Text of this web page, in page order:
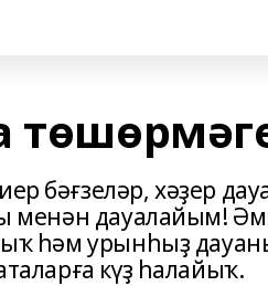
бәғзеләр, хәҙер
менән дауалайым!
һәм урынһыҙ
күҙ һалайыҡ.